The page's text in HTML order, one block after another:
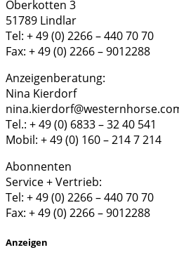
Oberkotten 3
51789 Lindlar
Tel: + 49 (0) 2266 – 440 70 70
Fax: + 49 (0) 2266 – 9012288
Anzeigenberatung:
Nina Kierdorf
Tel.: + 49 (0) 6833 – 32 40 541
Mobil: + 49 (0) 160 – 214 7 214
Abonnenten
Service + Vertrieb:
Tel: + 49 (0) 2266 – 440 70 70
Fax: + 49 (0) 2266 – 9012288
Anzeigen